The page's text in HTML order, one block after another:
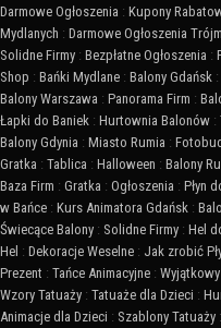
Darmowe Ogłoszenia : Kupony
Mydlanych : Darmowe Ogłoszenia
Solidne Firmy : Bezpłatne Ogłoszenia :
Shop : Bańki Mydlane : Balony Gdańsk :
Balony Warszawa : Panorama Firm :
Łapki do Baniek : Hurtownia Balonów :
Balony Gdynia : Miasto Rumia :
Gratka : Tablica : Halloween : Balony
Baza Firm : Gratka : Ogłoszenia : Płyn
w Bańce : Kurs Animatora Gdańsk :
Świecące Balony : Solidne Firmy : Hel
Hel : Dekoracje Weselne : Jak zrobić
Prezent : Tańce Animacyjne :
Wzory Tatuaży : Tatuaże dla Dzieci :
Animacje dla Dzieci : Szablony Tatuaży :